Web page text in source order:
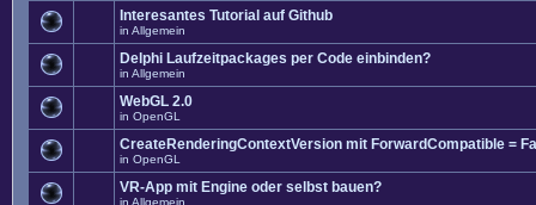
Interesantes Tutorial auf Github
in Allgemein
Delphi Laufzeitpackages per Code einbinden?
in Allgemein
WebGL 2.0
in OpenGL
CreateRenderingContextVersion mit ForwardCompatible =
in OpenGL
VR-App mit Engine oder selbst bauen?
in Allgemein